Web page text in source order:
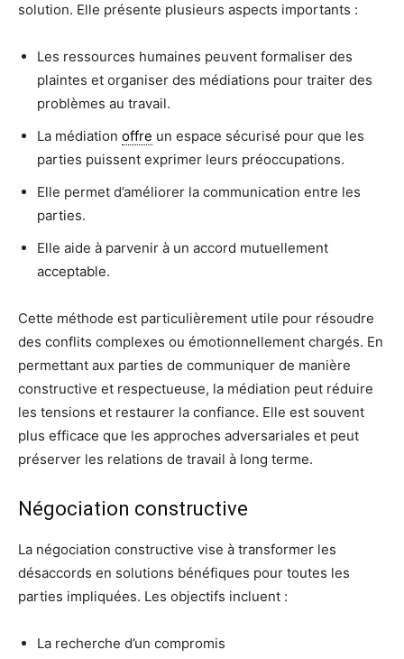
solution. Elle présente plusieurs aspects importants :
Les ressources humaines peuvent formaliser des
plaintes et organiser des médiations pour traiter des
problèmes au travail.
La médiation offre un espace sécurisé pour que les
parties puissent exprimer leurs préoccupations.
Elle permet d’améliorer la communication entre les
parties.
Elle aide à parvenir à un accord mutuellement
acceptable.
Cette méthode est particulièrement utile pour résoudre
des conflits complexes ou émotionnellement chargés. En
permettant aux parties de communiquer de manière
constructive et respectueuse, la médiation peut réduire
les tensions et restaurer la confiance. Elle est souvent
plus efficace que les approches adversariales et peut
préserver les relations de travail à long terme.
Négociation constructive
La négociation constructive vise à transformer les
désaccords en solutions bénéfiques pour toutes les
parties impliquées. Les objectifs incluent :
La recherche d’un compromis